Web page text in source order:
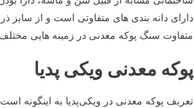
متفاوت سنگ پوکه معدنی در زمینه هایی مختلف
پوکه معدنی ویکی پدیا
تعریف پوکه معدنی در ویکی‌پدیا به اینگونه